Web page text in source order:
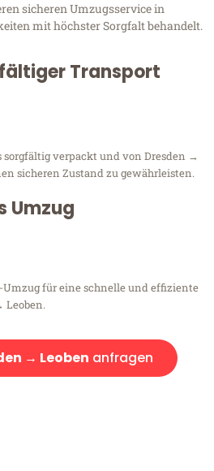
sicheren Umzugsservice in
mit höchster Sorgfalt behandelt.
Transport
verpackt und von Dresden →
sicheren Zustand zu gewährleisten.
Umzug
Umzug für eine schnelle und effiziente
Leoben.
→ Leoben anfragen